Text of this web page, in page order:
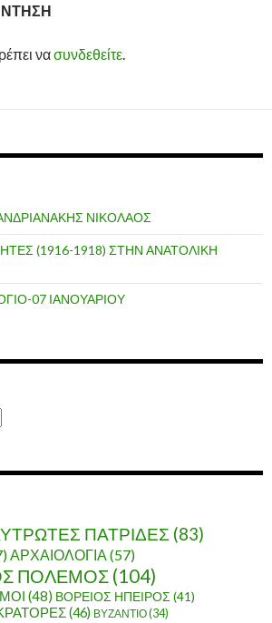
νασυνδεθείτε.
ΝΙΚΟΛΑΟΣ
(1916-1918) ΣΤΗΝ ΑΝΑΤΟΛΙΚΗ
07 ΙΑΝΟΥΑΡΙΟΥ
ΠΑΤΡΙΔΕΣ (83)
ΑΡΧΑΙΟΛΟΓΙΑ(57)
ΠΟΛΕΜΟΣ (104)
(48) ΒΟΡΕΙΟΣ ΗΠΕΙΡΟΣ (41)
(46) ΒΥΖΑΝΤΙΟ(34)